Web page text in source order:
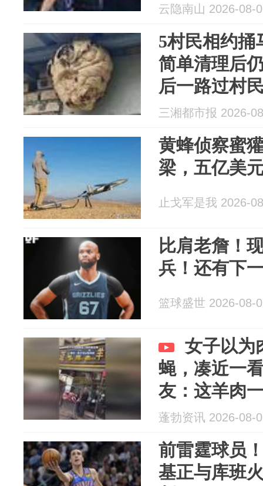
云隐南山 2026-08-
5村民相约捅
简单清理后
后一路过村
院：捅蜂窝
三湘都市报 2026-
黄蜂侦察蜜
梁，五亿美
止戈军是我 2026-
比肩老詹！
兵！还有下
篮球盛世 2026-08-
女子以为
蝇，凑近一
友：这羊肉
蓬勃资讯 2026-08-
前雷霆球员
基正与库班